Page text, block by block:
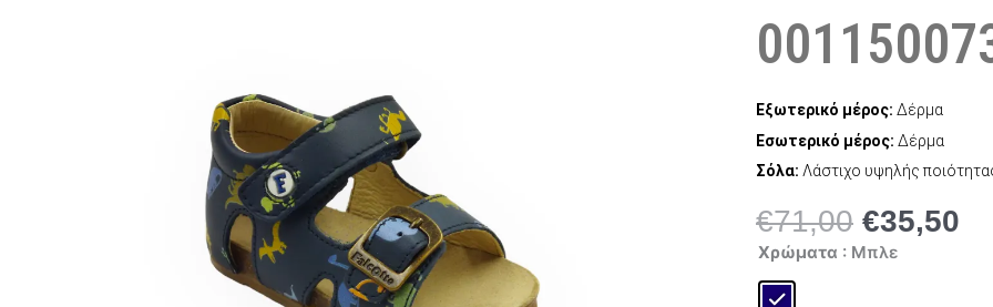
Εξωτερικό μέρος: Δέρμα
Εσωτερικό μέρος: Δέρμα
Σόλα: Λάστιχο υψηλής
€71,00 Original
price
€35,50
Χρώματα : Μπλε
Falcotto
Bea
0011500737.91.0C02